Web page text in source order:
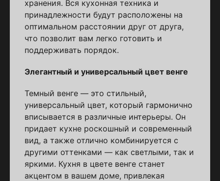
хранения. Вся кухонная техника и
принадлежности будут расположены на
оптимальном расстоянии друг от друга,
что позволит вам легко готовить и
поддерживать порядок.
Элегантный и универсальный цвет венге
Темный венге — это стильный,
универсальный цвет, который гармонично
вписывается в различные интерьеры. Он
придает кухне роскошный и современный
вид, а также отлично комбинируется с
другими оттенками — как светлыми, так и
яркими. Кухня в цвете венге станет
акцентом в вашем доме, привлекая